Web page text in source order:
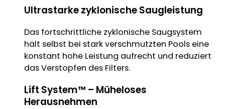
Ultrastarke zyklonische Saugleistung
Das fortschrittliche zyklonische Saugsystem
hält selbst bei stark verschmutzten Pools eine
konstant hohe Leistung aufrecht und reduziert
das Verstopfen des Filters.
Lift System™ – Müheloses
Herausnehmen